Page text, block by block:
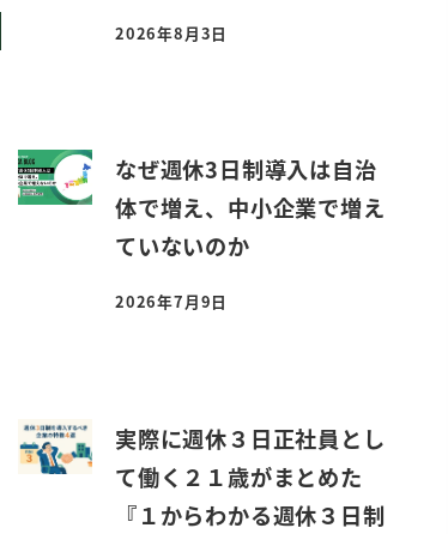
投稿日
2026年8月3日
なぜ週休3日制導入は自治
体で増え、中小企業で増え
ていないのか
投稿日
2026年7月9日
実際に週休３日正社員とし
て働く２１歳がまとめた
『１からわかる週休３日制